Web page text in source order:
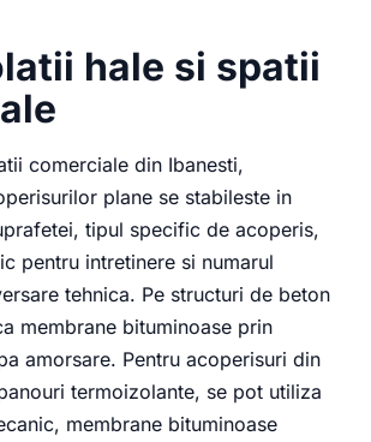
hale si spatii
comerciale din Ibanesti,
plane se stabileste in
tipul specific de acoperis,
pentru intretinere si numarul
tehnica. Pe structuri de beton
membrane bituminoase prin
amorsare. Pentru acoperisuri din
termoizolante, se pot utiliza
membrane bituminoase